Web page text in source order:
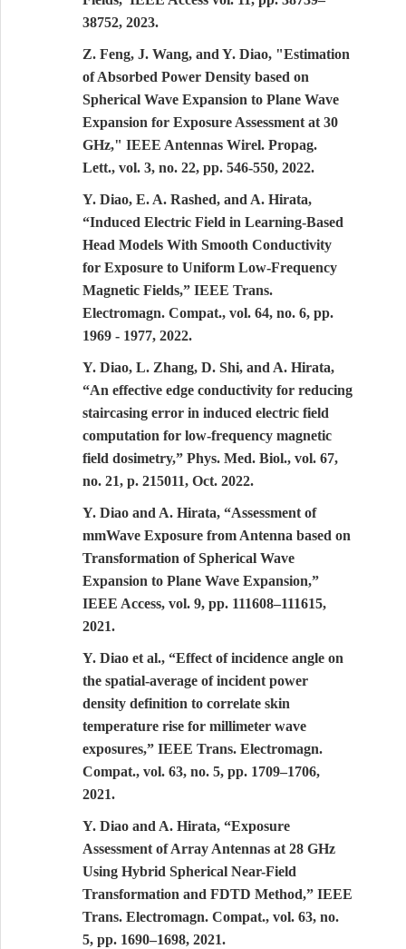
38752, 2023.
Z. Feng, J. Wang, and Y. Diao, "Estimation
of Absorbed Power Density based on
Spherical Wave Expansion to Plane Wave
Expansion for Exposure Assessment at 30
GHz," IEEE Antennas Wirel. Propag.
Lett., vol. 3, no. 22, pp. 546-550, 2022.
Y. Diao, E. A. Rashed, and A. Hirata,
“Induced Electric Field in Learning-Based
Head Models With Smooth Conductivity
for Exposure to Uniform Low-Frequency
Magnetic Fields,” IEEE Trans.
Electromagn. Compat., vol. 64, no. 6, pp.
1969 - 1977, 2022.
Y. Diao, L. Zhang, D. Shi, and A. Hirata,
“An effective edge conductivity for reducing
staircasing error in induced electric field
computation for low-frequency magnetic
field dosimetry,” Phys. Med. Biol., vol. 67,
no. 21, p. 215011, Oct. 2022.
Y. Diao and A. Hirata, “Assessment of
mmWave Exposure from Antenna based on
Transformation of Spherical Wave
Expansion to Plane Wave Expansion,”
IEEE Access, vol. 9, pp. 111608–111615,
2021.
Y. Diao et al., “Effect of incidence angle on
the spatial-average of incident power
density definition to correlate skin
temperature rise for millimeter wave
exposures,” IEEE Trans. Electromagn.
Compat., vol. 63, no. 5, pp. 1709–1706,
2021.
Y. Diao and A. Hirata, “Exposure
Assessment of Array Antennas at 28 GHz
Using Hybrid Spherical Near-Field
Transformation and FDTD Method,” IEEE
Trans. Electromagn. Compat., vol. 63, no.
5, pp. 1690–1698, 2021.